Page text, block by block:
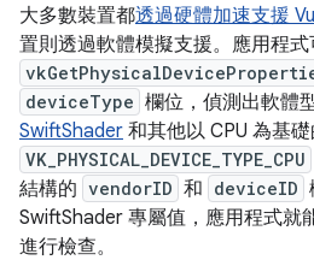
大多數裝置都透過硬體加速支援
置則透過軟體模擬支援。應用程式
deviceType 欄位，偵測出軟體
SwiftShader 和其他以 CPU 為基
VK_PHYSICAL_DEVICE_TYPE_CPU
結構的 vendorID 和 deviceID
SwiftShader 專屬值，應用程式就
進行檢查。